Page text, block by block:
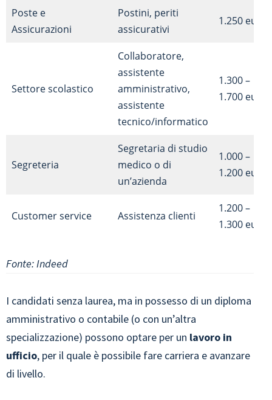
Poste e
Assicurazioni
Postini, periti
assicurativi
1.250 euro
Settore scolastico
Collaboratore,
assistente
amministrativo,
assistente
tecnico/informatico
1.300 –
1.700 euro
Segreteria
Segretaria di studio
medico o di
un’azienda
1.000 –
1.200 euro
Customer service Assistenza clienti
1.200 –
1.300 euro
Fonte: Indeed
I candidati senza laurea, ma in possesso di un diploma
amministrativo o contabile (o con un’altra
specializzazione) possono optare per un lavoro in
ufficio, per il quale è possibile fare carriera e avanzare
di livello.